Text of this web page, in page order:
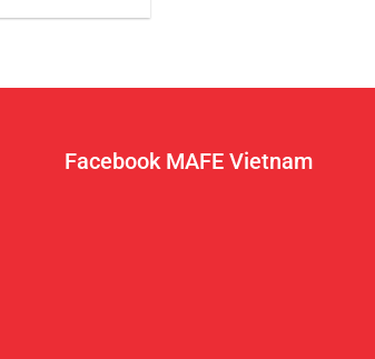
Facebook MAFE Vietnam